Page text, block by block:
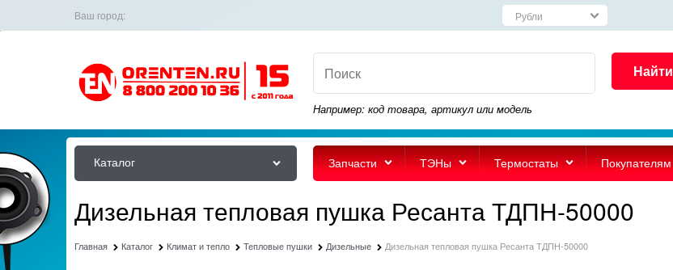
Ваш город:
Найти
Например: код товара, артикул или модель
Каталог Запчасти ТЭНы Термостаты Покупателям
Дизельная тепловая пушка Ресанта ТДПН-50000
Главная Каталог Климат и тепло Тепловые пушки Дизельные Дизельная тепловая пушка Ресанта ТДПН-50000